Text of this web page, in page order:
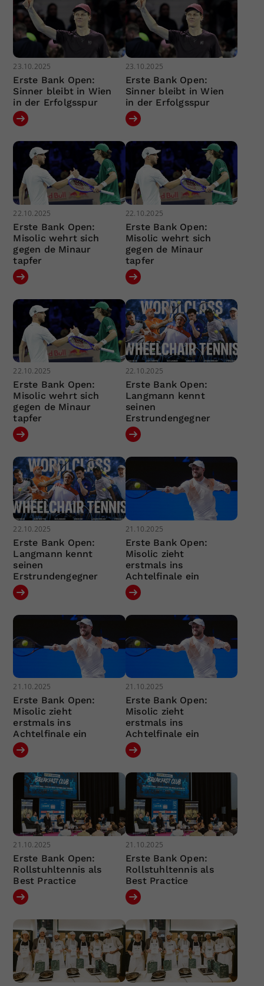
23.10.2025
Erste Bank Open:
Sinner bleibt in Wien
in der Erfolgsspur
23.10.2025
Erste Bank Open:
Sinner bleibt in Wien
in der Erfolgsspur
22.10.2025
Erste Bank Open:
Misolic wehrt sich
gegen de Minaur
tapfer
22.10.2025
Erste Bank Open:
Misolic wehrt sich
gegen de Minaur
tapfer
22.10.2025
Erste Bank Open:
Misolic wehrt sich
gegen de Minaur
tapfer
22.10.2025
Erste Bank Open:
Langmann kennt
seinen
Erstrundengegner
22.10.2025
Erste Bank Open:
Langmann kennt
seinen
Erstrundengegner
21.10.2025
Erste Bank Open:
Misolic zieht
erstmals ins
Achtelfinale ein
21.10.2025
Erste Bank Open:
Misolic zieht
erstmals ins
Achtelfinale ein
21.10.2025
Erste Bank Open:
Misolic zieht
erstmals ins
Achtelfinale ein
21.10.2025
Erste Bank Open:
Rollstuhltennis als
Best Practice
21.10.2025
Erste Bank Open:
Rollstuhltennis als
Best Practice